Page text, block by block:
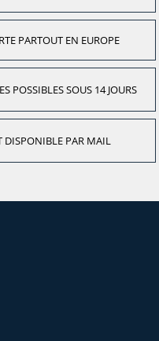
PARTOUT EN EUROPE
POSSIBLES SOUS 14 JOURS
DISPONIBLE PAR MAIL